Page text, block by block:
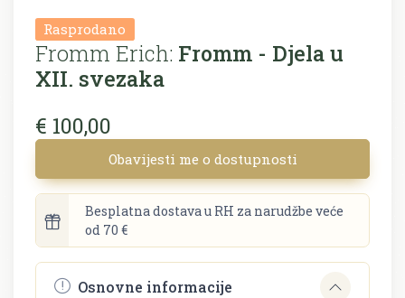
Rasprodano
Fromm Erich: Fromm - Djela u
XII. svezaka
€ 100,00
Obavijesti me o dostupnosti
Besplatna dostava u RH za narudžbe veće
od 70 €
Osnovne informacije